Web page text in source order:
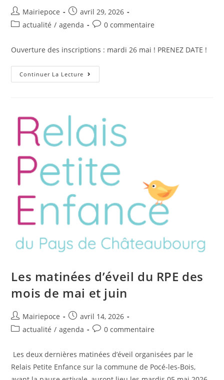
Mairiepoce
avril 29, 2026
actualité / agenda 0 commentaire
Ouverture des inscriptions : mardi 26 mai ! PRENEZ DATE !
Continuer La Lecture
Les matinées d’éveil du RPE des
mois de mai et juin
Mairiepoce
avril 14, 2026
actualité / agenda 0 commentaire
Les deux dernières matinées d’éveil organisées par le
Relais Petite Enfance sur la commune de Pocé-les-Bois,